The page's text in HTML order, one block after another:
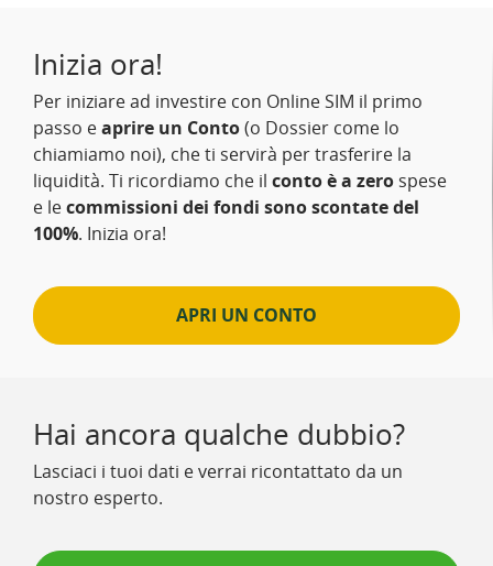
Inizia ora!
Per iniziare ad investire con Online SIM il primo
passo eaprire un Conto(o Dossier come lo
chiamiamo noi), che ti servirà per trasferire la
liquidità. Ti ricordiamo che il conto è a zero spese
e lecommissioni dei fondi sono scontate del
100%. Inizia ora!
APRI UN CONTO
Hai ancora qualche dubbio?
Lasciaci i tuoi dati e verrai ricontattato da un
nostro esperto.